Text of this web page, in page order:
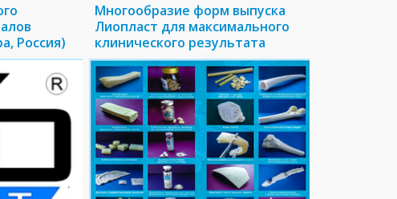
Россия)
Многообразие форм выпуска
Лиопласт для максимального
клинического результата